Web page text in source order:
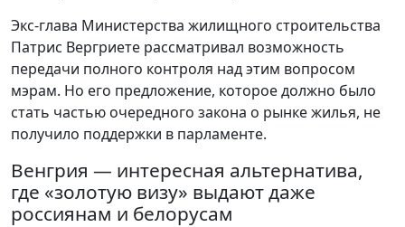
Экс-глава Министерства жилищного строительства
Патрис Вергриете рассматривал возможность
передачи полного контроля над этим вопросом
мэрам. Но его предложение, которое должно было
стать частью очередного закона о рынке жилья, не
получило поддержки в парламенте.
Венгрия — интересная альтернатива,
где «золотую визу» выдают даже
россиянам и белорусам